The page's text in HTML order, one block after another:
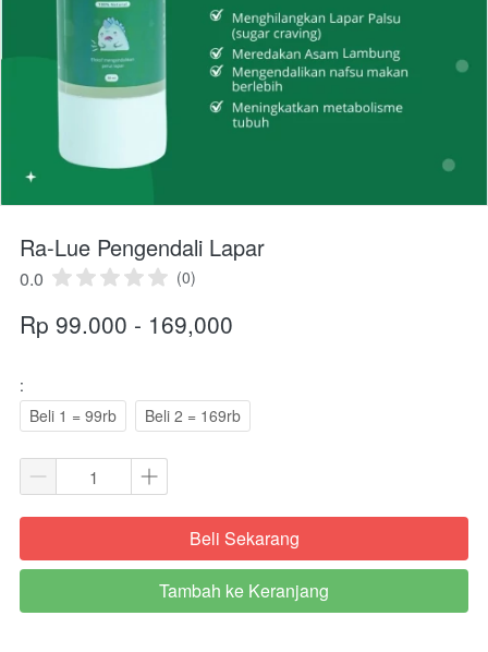
Ra-Lue Pengendali Lapar
0.0 (0)
Rp 99.000 - 169,000
:
Beli 1 = 99rb
Beli 2 = 169rb
`Beli Sekarang
`
Tambah ke Keranjang